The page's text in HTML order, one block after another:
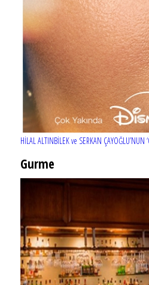
HİLAL ALTINBİLEK ve SERKAN
Gurme
EĞLENCE HAYATINA YENİ SOLUK: Gabbro